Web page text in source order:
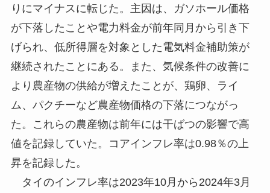
りにマイナスに転じた。主因は、ガソホール価格
が下落したことや電力料金が前年同月から引き下
げられ、低所得層を対象とした電気料金補助策が
継続されたことにある。また、気候条件の改善に
より農産物の供給が増えたことが、鶏卵、ライ
ム、パクチーなど農産物価格の下落につながっ
た。これらの農産物は前年には干ばつの影響で高
値を記録していた。コアインフレ率は0.98％の上
昇を記録した。
タイのインフレ率は2023年10月から2024年3月